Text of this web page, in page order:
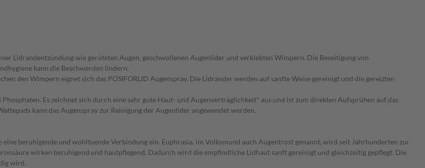
Lidrandentzündung wie geröteten Augen, geschwollenen Augenlider und verklebten Wimpern. Die Beseitigung von
kann die Beschwerden lindern.
den Wimpern eignet sich das POSIFORLID Augenspray. Die Lidränder werden auf sanfte Weise gereinigt und die gereizten
Es zeichnet sich durch eine sehr gute Haut- und Augenverträglichkeit* aus und ist zum direkten Aufsprühen auf das
kann das Augenspray zur Reinigung der Augenlider angewendet werden.
beruhigende und wohltuende Verbindung ein. Euphrasia, im Volksmund auch Augentrost genannt, wird seit Jahrhunderten zur
wirken beruhigend und hautpflegend. Dadurch wird die empfindliche Lidhaut sanft gereinigt und gleichzeitig gepflegt. Die
wird.